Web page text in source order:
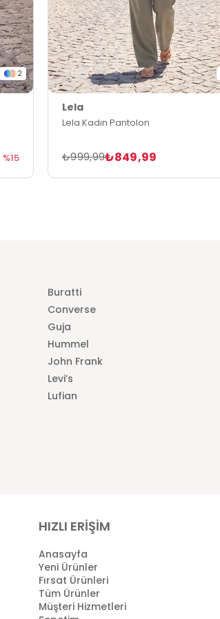
2
%15
Lela
Lela Kadın Pantolon
₺849,99
₺999,99
Buratti
Converse
Guja
Hummel
John Frank
Levi’s
Lufian
HIZLI ERİŞİM
Anasayfa
Yeni Ürünler
Fırsat Ürünleri
Tüm Ürünler
Müşteri Hizmetleri